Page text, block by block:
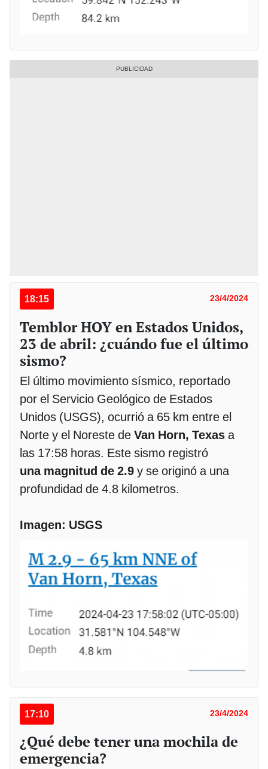
18:15 23/4/2024
Temblor HOY en Estados Unidos,
23 de abril: ¿cuándo fue el último
sismo?
El último movimiento sísmico, reportado
por el Servicio Geológico de Estados
Unidos (USGS), ocurrió a 65 km entre el
Norte y el Noreste de Van Horn, Texas a
las 17:58 horas. Este sismo registró
una magnitud de 2.9 y se originó a una
profundidad de 4.8 kilometros.
Imagen: USGS
17:10 23/4/2024
¿Qué debe tener una mochila de
emergencia?